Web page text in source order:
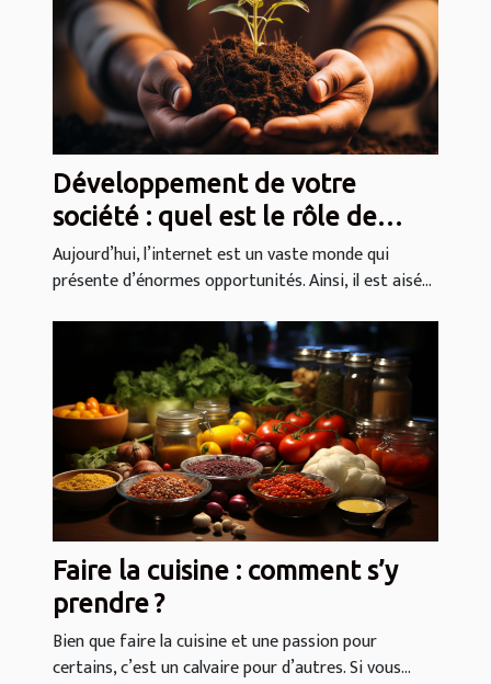
Développement de votre
société : quel est le rôle de
SEO ?
Aujourd’hui, l’internet est un vaste monde qui
présente d’énormes opportunités. Ainsi, il est aisé...
Faire la cuisine : comment s’y
prendre ?
Bien que faire la cuisine et une passion pour
certains, c’est un calvaire pour d’autres. Si vous...